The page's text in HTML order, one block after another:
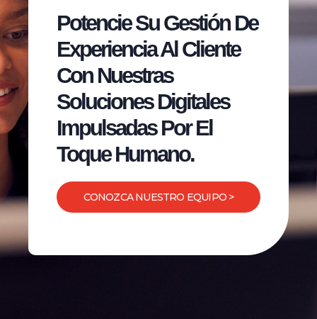
Potencie Su Gestión De
Experiencia Al Cliente
Con Nuestras
Soluciones Digitales
Impulsadas Por El
Toque Humano.
CONOZCA NUESTRO EQUIPO >